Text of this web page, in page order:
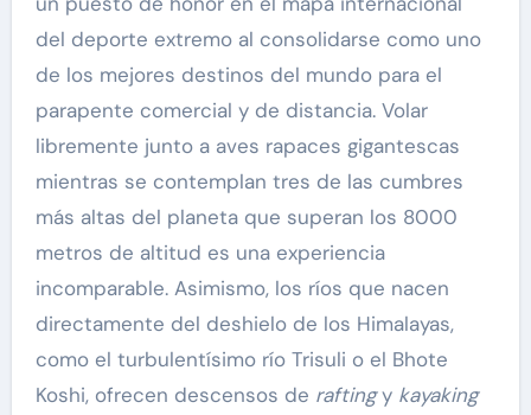
del deporte extremo al consolidarse como uno
de los mejores destinos del mundo para el
parapente comercial y de distancia. Volar
libremente junto a aves rapaces gigantescas
mientras se contemplan tres de las cumbres
más altas del planeta que superan los 8000
metros de altitud es una experiencia
incomparable. Asimismo, los ríos que nacen
directamente del deshielo de los Himalayas,
como el turbulentísimo río Trisuli o el Bhote
Koshi, ofrecen descensos de raftingy kayaking